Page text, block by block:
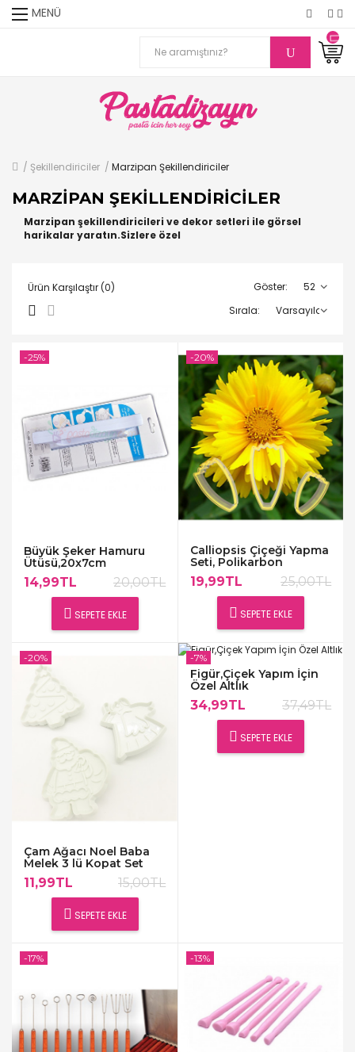
MENÜ
Şekillendiriciler Marzipan Şekillendiriciler
MARZIPAN ŞEKILLENDIRICILER
Marzipan şekillendiricileri ve dekor setleri ile görsel
harikalar yaratın.Sizlere özel
Ürün Karşılaştır (0)
Göster:
Sırala:
Büyük Şeker Hamuru
Ütüsü,20x7cm
14,99TL 20,00TL
SEPETE EKLE
-25%
Calliopsis Çiçeği Yapma
Seti, Polikarbon
19,99TL 25,00TL
SEPETE EKLE
-20%
Çam Ağacı Noel Baba
Melek 3 lü Kopat Set
11,99TL 15,00TL
SEPETE EKLE
-20%
Figür,Çiçek Yapım İçin
Özel Altlık
34,99TL 37,49TL
SEPETE EKLE
-7%
-17% -13%